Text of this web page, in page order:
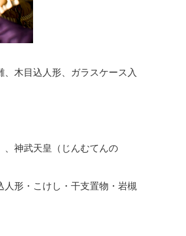
木目込人形、ガラスケース入
、神武天皇（じんむてんの
形・こけし・干支置物・岩槻